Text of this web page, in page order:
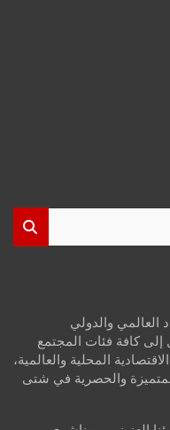
العالمي والدولي
كافة فئات المجتمع
المحلية والعالمية،
المتميزة والحصرية في شتى